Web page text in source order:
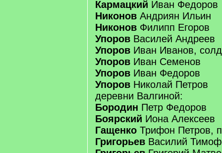
Кармацкий Иван Федоров
Никонов Андриян Ильин
Никонов Филипп Егоров
Упоров Василей Андреев
Упоров Иван Иванов,
Упоров Иван Семенов
Упоров Иван Федоров
Упоров Николай Петров
деревни Валгиной:
Бородин Петр Федоров
Боярский Иона Алексеев
Гащенко Трифон Петров,
Григорьев Василий